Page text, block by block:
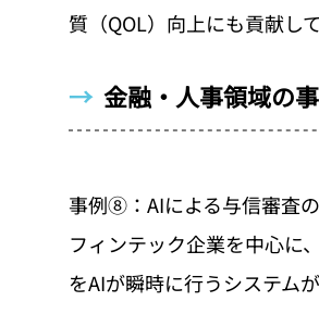
質（QOL）向上にも貢献して
→ 金融・人事領域の
事例⑧：AIによる与信審査
フィンテック企業を中心に
をAIが瞬時に行うシステム